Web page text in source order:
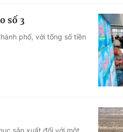
số 3
phố, với tổng số tiền
sản xuất đối với một